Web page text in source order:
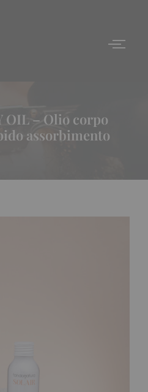
OIL – Olio corpo
assorbimento